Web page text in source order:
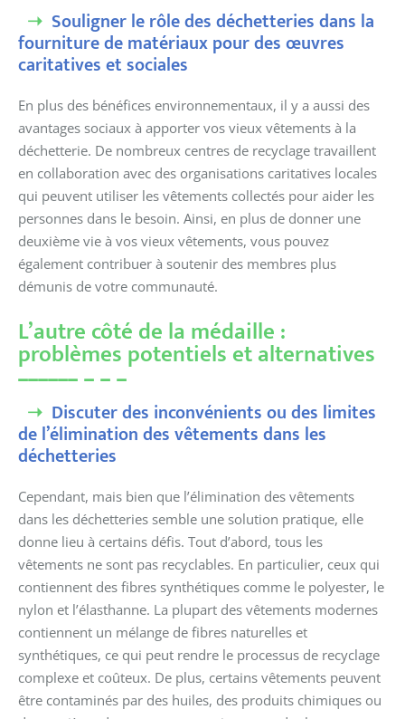
Souligner le rôle des déchetteries dans la
fourniture de matériaux pour des œuvres
caritatives et sociales
En plus des bénéfices environnementaux, il y a aussi des
avantages sociaux à apporter vos vieux vêtements à la
déchetterie. De nombreux centres de recyclage travaillent
en collaboration avec des organisations caritatives locales
qui peuvent utiliser les vêtements collectés pour aider les
personnes dans le besoin. Ainsi, en plus de donner une
deuxième vie à vos vieux vêtements, vous pouvez
également contribuer à soutenir des membres plus
démunis de votre communauté.
L’autre côté de la médaille :
problèmes potentiels et alternatives
Discuter des inconvénients ou des limites
de l’élimination des vêtements dans les
déchetteries
Cependant, mais bien que l’élimination des vêtements
dans les déchetteries semble une solution pratique, elle
donne lieu à certains défis. Tout d’abord, tous les
vêtements ne sont pas recyclables. En particulier, ceux qui
contiennent des fibres synthétiques comme le polyester, le
nylon et l’élasthanne. La plupart des vêtements modernes
contiennent un mélange de fibres naturelles et
synthétiques, ce qui peut rendre le processus de recyclage
complexe et coûteux. De plus, certains vêtements peuvent
être contaminés par des huiles, des produits chimiques ou